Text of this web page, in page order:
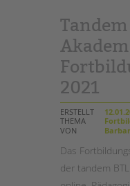
Tandem
2021
ERSTELLT
THEMA
VON
Das
der tandem